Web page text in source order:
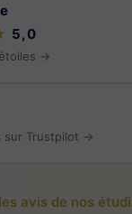
5,0
→
sur Trustpilot →
avis de nos